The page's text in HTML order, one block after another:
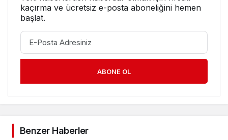
kaçırma ve ücretsiz e-posta aboneliğini hemen
başlat.
ABONE OL
Benzer Haberler